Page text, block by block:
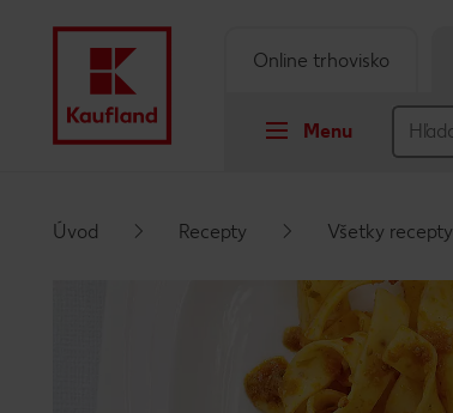
Vyskakovací bočný panel
Menu
Online trhovisko
Úvod Recepty Všetky recepty